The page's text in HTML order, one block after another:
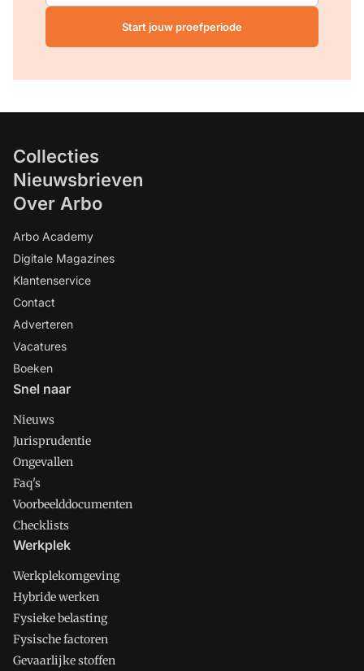
Start jouw proefperiode
Collecties
Nieuwsbrieven
Over Arbo
Arbo Academy
Digitale Magazines
Klantenservice
Contact
Adverteren
Vacatures
Boeken
Snel naar
Nieuws
Jurisprudentie
Ongevallen
Faq's
Voorbeelddocumenten
Checklists
Werkplek
Werkplekomgeving
Hybride werken
Fysieke belasting
Fysische factoren
Gevaarlijke stoffen